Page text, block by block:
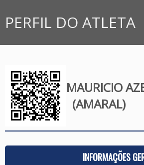
PERFIL DO ATLETA
MAURICIO
(AMARAL)
INFORMAÇÕES